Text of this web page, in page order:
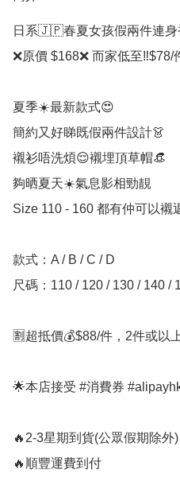
日系🇯🇵春夏女孩假兩件連身
❌原價 $168❌ 而家低至‼️$78/
夏季☀️最新款式😍
簡約又好睇既假兩件設計👗️
襯衫唔洗煩😌襯埋頂草帽👒
夠晒夏天☀️氣息影相勁靚
Size 110 - 160 都有仲可以襯
款式：A / B / C / D
尺碼：110 / 120 / 130 / 140 /
🈹超抵價💰$88/件，2件或以
🌟本店接受 #消費券
🔥2-3星期到貨(公眾假期除外)
🔥順豐運費到付